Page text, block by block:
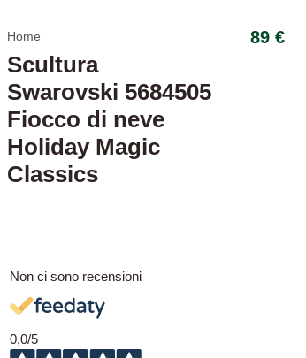
Home 89 €
Scultura
Swarovski 5684505
Fiocco di neve
Holiday Magic
Classics
Non ci sono recensioni
0,0/5